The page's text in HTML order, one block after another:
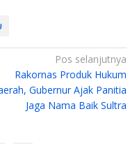
Pos selanjutnya
Rakornas Produk Hukum
Gubernur Ajak Panitia
Jaga Nama Baik Sultra